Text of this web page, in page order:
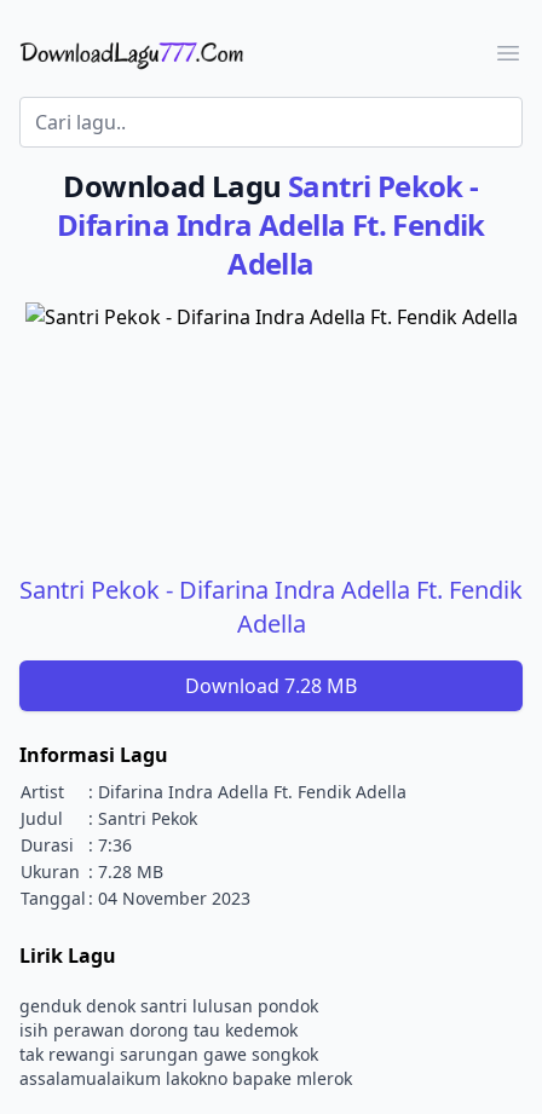
Download Lagu - LaguJoss.com
Download Lagu Santri Pekok -
Difarina Indra Adella Ft. Fendik
Adella
Santri Pekok - Difarina Indra Adella Ft. Fendik
Adella
Download 7.28 MB
Informasi Lagu
Artist
: Difarina Indra Adella Ft. Fendik Adella
Judul
: Santri Pekok
Durasi
: 7:36
Ukuran : 7.28 MB
Tanggal : 04 November 2023
Lirik Lagu
genduk denok santri lulusan pondok
isih perawan dorong tau kedemok
tak rewangi sarungan gawe songkok
assalamualaikum lakokno bapake mlerok